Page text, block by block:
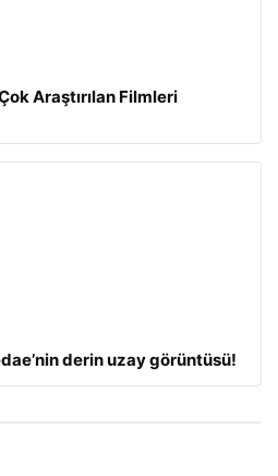
Araştırılan Filmleri
derin uzay görüntüsü!